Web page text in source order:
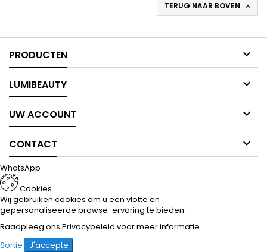
TERUG NAAR BOVEN 
PRODUCTEN 
LUMIBEAUTY 
UW ACCOUNT 
CONTACT 
WhatsApp
Cookies
Wij gebruiken cookies om u een vlotte en
gepersonaliseerde browse-ervaring te bieden.
Raadpleeg ons Privacybeleid voor meer informatie.
Sortie
J'accepte